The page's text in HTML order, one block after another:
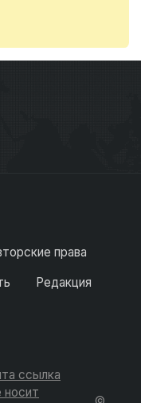
права
Редакция
ссылка
носит